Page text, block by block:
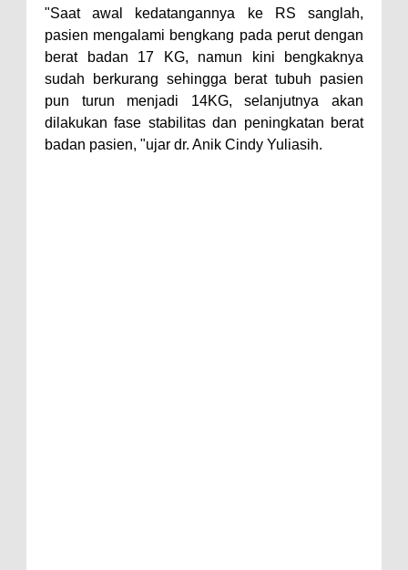
"Saat awal kedatangannya ke RS sanglah,
pasien mengalami bengkang pada perut dengan
berat badan 17 KG, namun kini bengkaknya
sudah berkurang sehingga berat tubuh pasien
pun turun menjadi 14KG, selanjutnya akan
dilakukan fase stabilitas dan peningkatan berat
badan pasien, "ujar dr. Anik Cindy Yuliasih.